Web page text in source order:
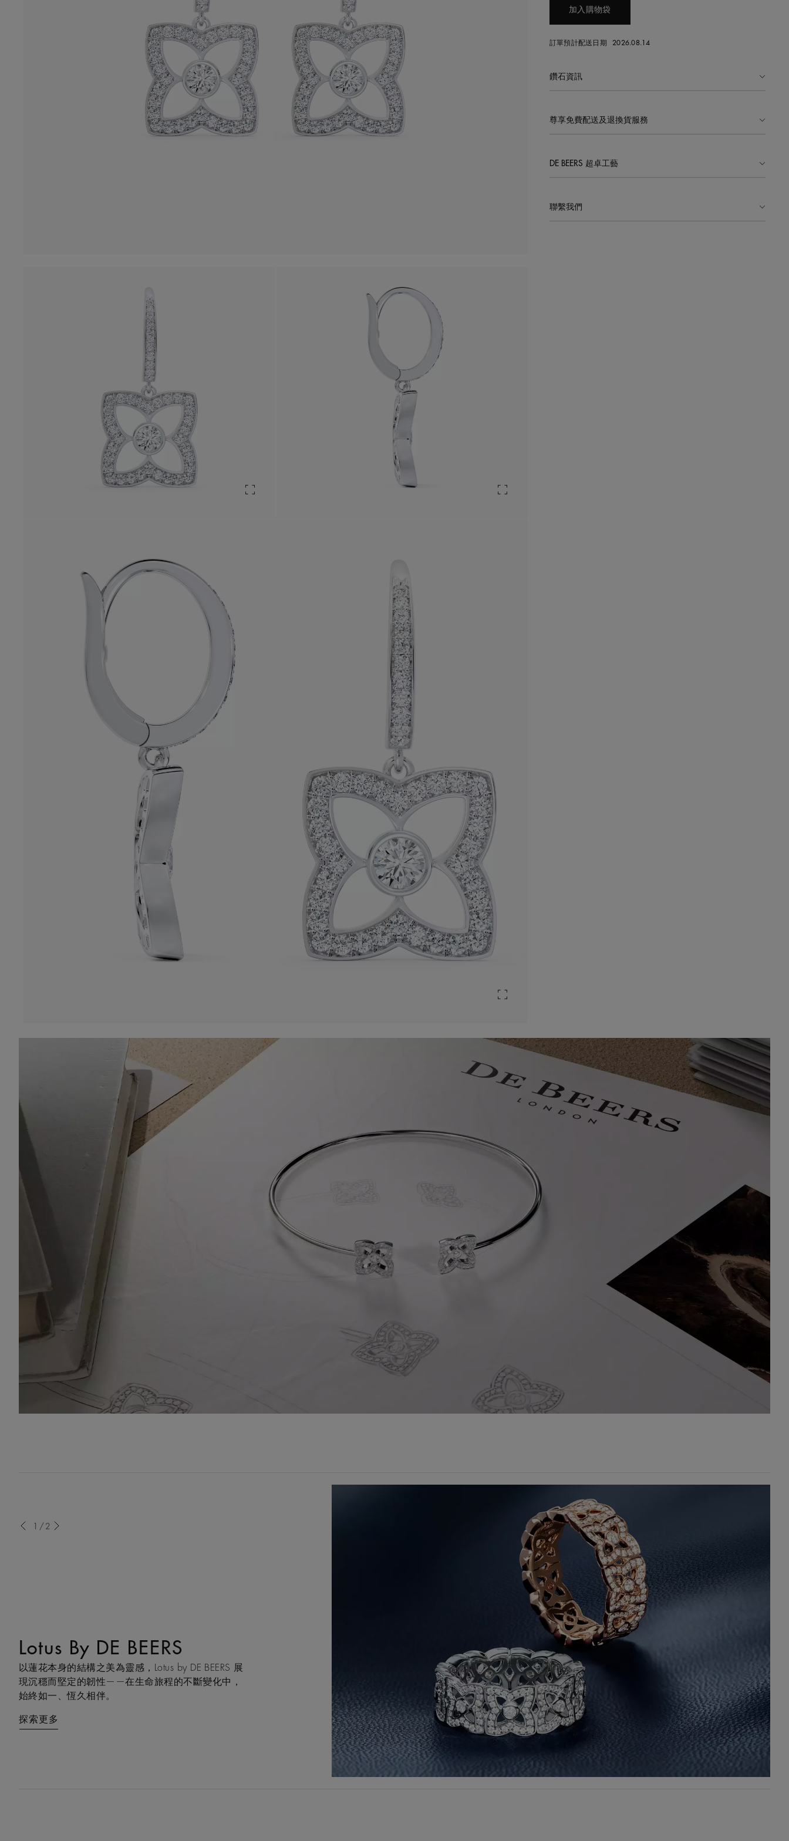
加入購物袋
訂單預計配送日期 2026.08.14
鑽石資訊
尊享免費配送及退換貨服務
DE BEERS 超卓工藝
聯繫我們
1/2
Lotus By DE BEERS
以蓮花本身的結構之美為靈感，Lotus by DE BEERS 展
現沉穩而堅定的韌性——在生命旅程的不斷變化中，
始終如一、恆久相伴。
探索更多
Talisman
Talisman 系列巧妙融合鑽石原石與拋光鑽石的獨特感
官互動，體現了大地令人著迷的力量，成為代表守護
和雙重能量的現代象徵。
探索更多